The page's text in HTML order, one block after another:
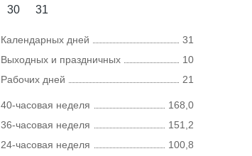
30
31
Календарных дней
31
Выходных и праздничных
10
Рабочих дней
21
40-часовая неделя
168,0
36-часовая неделя
151,2
24-часовая неделя
100,8